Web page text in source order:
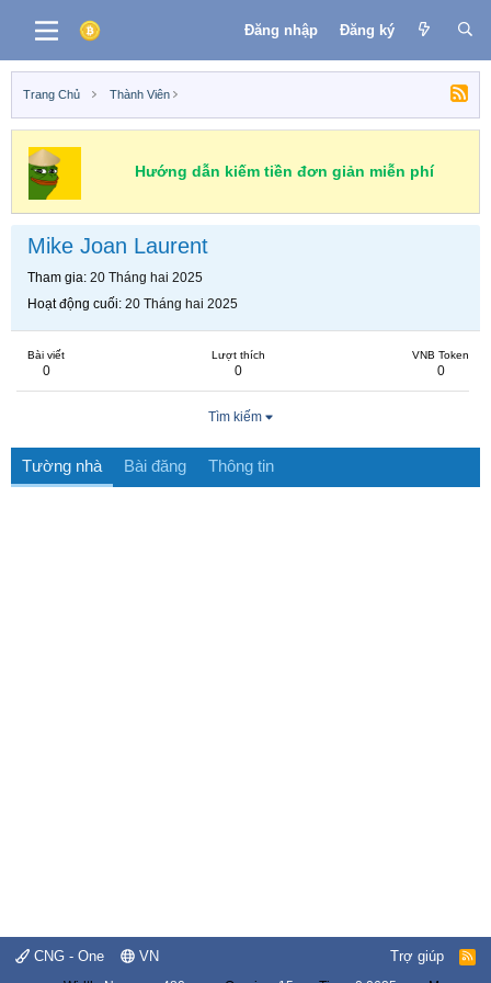
Đăng nhập Đăng ký
Trang Chủ Thành Viên
Hướng dẫn kiếm tiền đơn giản miễn phí
Mike Joan Laurent
Tham gia 20 Tháng hai 2025
Hoạt động cuối 20 Tháng hai 2025
Bài viết
0
Lượt thích
0
VNB Token
0
Tìm kiếm
Tường nhà Bài đăng Thông tin
CNG - One VN Trợ giúp
R